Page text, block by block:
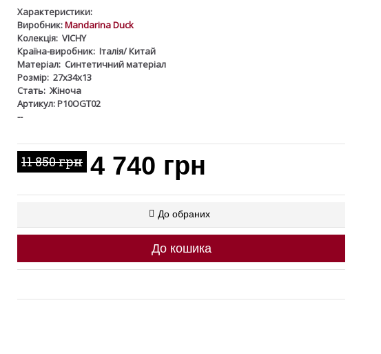
Характеристики:
Виробник:Mandarina Duck
Колекція: VICHY
Країна-виробник: Італія/ Китай
Матеріал: Синтетичний матеріал
Розмір: 27х34х13
Стать: Жіноча
Артикул: P10OGT02
--
11 850 грн 4 740 грн
До обраних
До кошика